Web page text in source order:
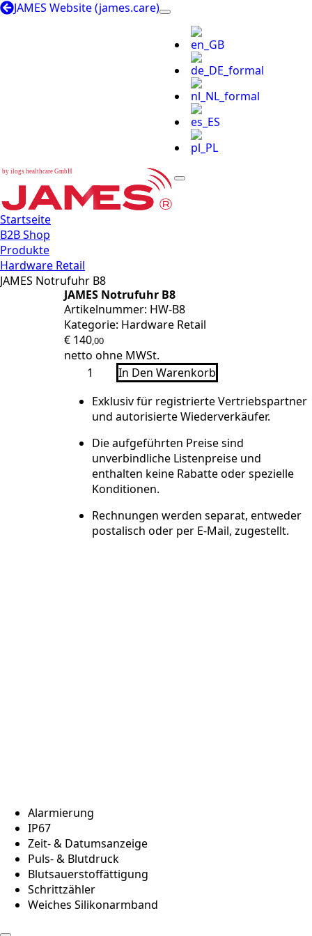
JAMES Website (james.care)
by ilogs healthcare GmbH
Startseite
B2B Shop
Produkte
Hardware Retail
JAMES Notrufuhr B8
JAMES Notrufuhr B8
Artikelnummer: HW-B8
Kategorie: Hardware Retail
€ 140,00
netto ohne MWSt.
JAMES
Notrufuhr
Menge
In Den Warenkorb
Exklusiv für registrierte Vertriebspartner
und autorisierte Wiederverkäufer.
Die aufgeführten Preise sind
unverbindliche Listenpreise und
enthalten keine Rabatte oder spezielle
Konditionen.
Rechnungen werden separat, entweder
postalisch oder per E-Mail, zugestellt.
Alarmierung
IP67
Zeit- & Datumsanzeige
Puls- & Blutdruck
Blutsauerstoffättigung
Schrittzähler
Weiches Silikonarmband